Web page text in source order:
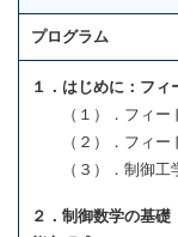
プログラム
１．はじめに：フ
（１）．フィー
（２）．フィー
（３）．制御工
２．制御数学の基